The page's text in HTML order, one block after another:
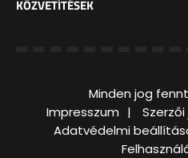
KÖZVETÍTÉSEK
Minden jog
Impresszum
Adatvédelmi